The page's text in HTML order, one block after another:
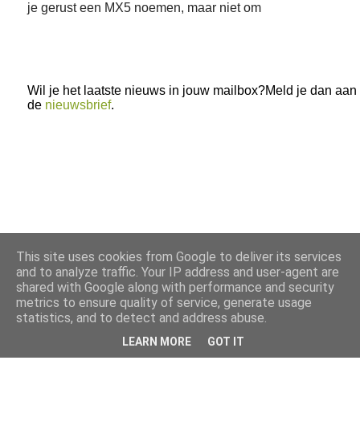
je gerust een MX5 noemen, maar niet om
Wil je het laatste nieuws in jouw mailbox?Meld je dan aan
de nieuwsbrief.
This site uses cookies from Google to deliver its services
and to analyze traffic. Your IP address and user-agent are
shared with Google along with performance and security
metrics to ensure quality of service, generate usage
statistics, and to detect and address abuse.
LEARN MORE GOT IT